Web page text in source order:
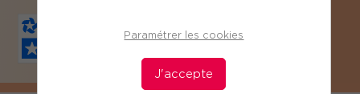
Paramétrer les cookies
J'accepte